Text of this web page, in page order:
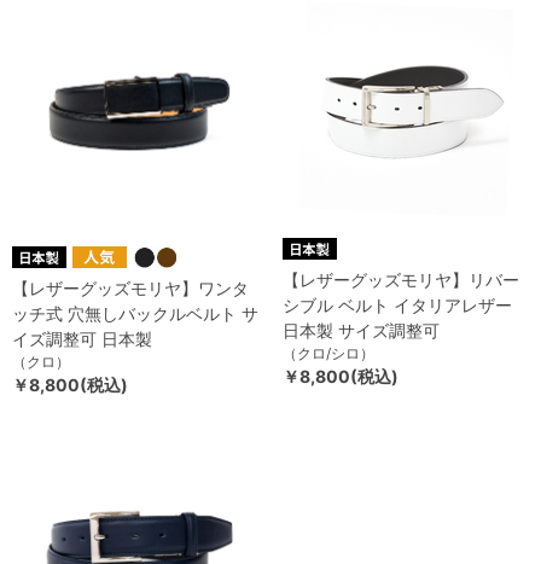
【レザーグッズモリヤ】ワンタ
ッチ式 穴無しバックルベルト サ
イズ調整可 日本製
（クロ）
￥8,800(税込)
【レザーグッズモリヤ】リバー
シブル ベルト イタリアレザー
日本製 サイズ調整可
（クロ/シロ）
￥8,800(税込)